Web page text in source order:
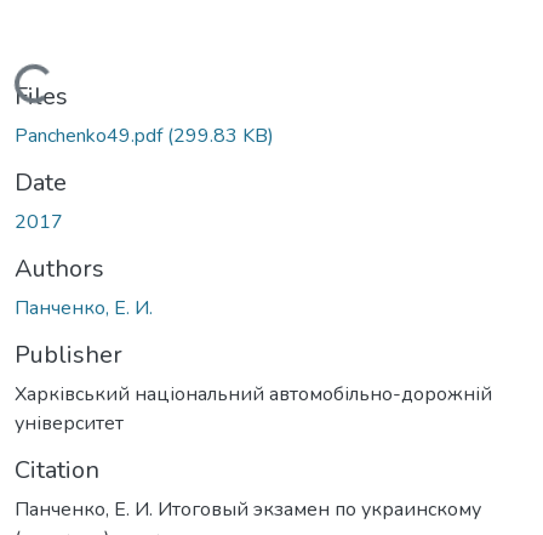
Loading...
Files
Panchenko49.pdf(299.83 KB)
Date
2017
Authors
Панченко, Е. И.
Publisher
Харківський національний автомобільно-дорожній
університет
Citation
Панченко, Е. И. Итоговый экзамен по украинскому